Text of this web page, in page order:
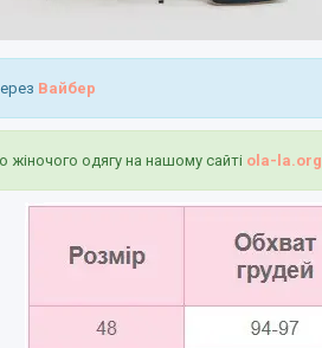
Вайбер
жіночого одягу на нашому сайті ola-la.org